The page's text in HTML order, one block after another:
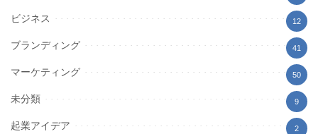
ビジネス 12
ブランディング 41
マーケティング 50
未分類 9
起業アイデア 2